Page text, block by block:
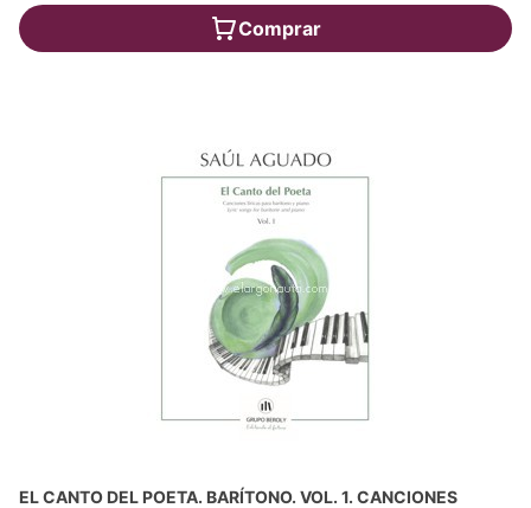
Comprar
EL CANTO DEL POETA. BARÍTONO. VOL. 1. CANCIONES